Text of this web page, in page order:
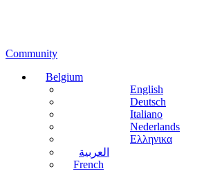
Community
Belgium
English
Deutsch
Italiano
Nederlands
Ελληνικα
العربية
French